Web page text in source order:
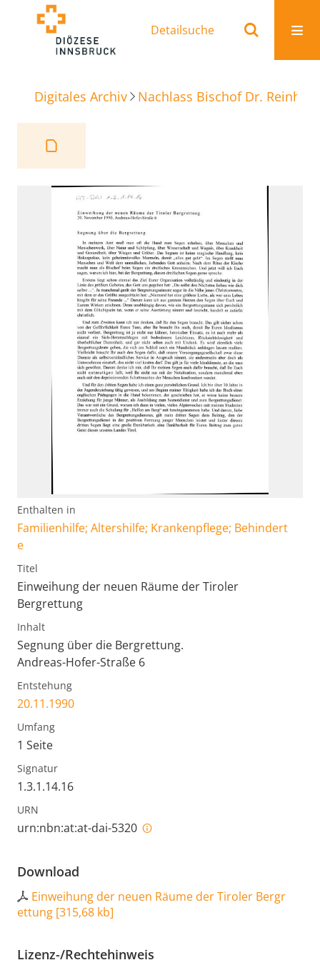
Detailsuche
Digitales Archiv Nachlass Bischof Dr.
Enthalten in
Familienhilfe; Altershilfe; Krankenpflege; Behindert
e
Titel
Einweihung der neuen Räume der Tiroler
Bergrettung
Inhalt
Segnung über die Bergrettung.
Andreas-Hofer-Straße 6
Entstehung
20.11.1990
Umfang
1 Seite
Signatur
1.3.1.14.16
URN
urn:nbn:at:at-dai-5320
Download
Einweihung der neuen Räume der Tiroler Bergr
ettung [315,68 kb]
Lizenz-/Rechtehinweis